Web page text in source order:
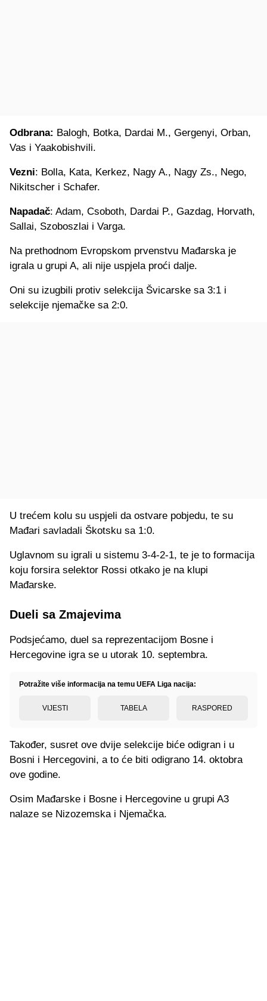
Odbrana: Balogh, Botka, Dardai M., Gergenyi, Orban,
Vas i Yaakobishvili.
Vezni: Bolla, Kata, Kerkez, Nagy A., Nagy Zs., Nego,
Nikitscher i Schafer.
Napadač: Adam, Csoboth, Dardai P., Gazdag, Horvath,
Sallai, Szoboszlai i Varga.
Na prethodnom Evropskom prvenstvu Mađarska je
igrala u grupi A, ali nije uspjela proći dalje.
Oni su izugbili protiv selekcija Švicarske sa 3:1 i
selekcije njemačke sa 2:0.
U trećem kolu su uspjeli da ostvare pobjedu, te su
Mađari savladali Škotsku sa 1:0.
Uglavnom su igrali u sistemu 3-4-2-1, te je to formacija
koju forsira selektor Rossi otkako je na klupi
Mađarske.
Dueli sa Zmajevima
Podsjećamo, duel sa reprezentacijom Bosne i
Hercegovine igra se u utorak 10. septembra.
Potražite više informacija na temu UEFA Liga nacija:
VIJESTI TABELA RASPORED
Također, susret ove dvije selekcije biće odigran i u
Bosni i Hercegovini, a to će biti odigrano 14. oktobra
ove godine.
Osim Mađarske i Bosne i Hercegovine u grupi A3
nalaze se Nizozemska i Njemačka.